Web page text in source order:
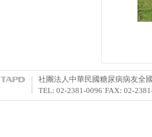
社團法人中華民國糖尿病病友全
TEL: 02-2381-0096˙FAX: 02-